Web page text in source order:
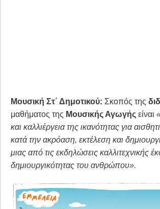
Μουσική Στ΄ Δημοτικού: Σκοπός της
μαθήματος της Μουσικής Αγωγής είναι
και καλλιέργεια της ικανότητας για
κατά την ακρόαση, εκτέλεση και
μιας από τις εκδηλώσεις καλλιτεχνικής
δημιουργικότητας του ανθρώπου».­